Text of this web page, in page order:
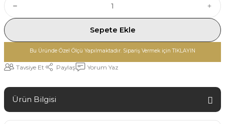
Sepete Ekle
Bu Üründe Özel Ölçü Yapılmaktadır. Sipariş Vermek için TIKLAYIN
Tavsiye Et Paylaş Yorum Yaz
Ürün Bilgisi